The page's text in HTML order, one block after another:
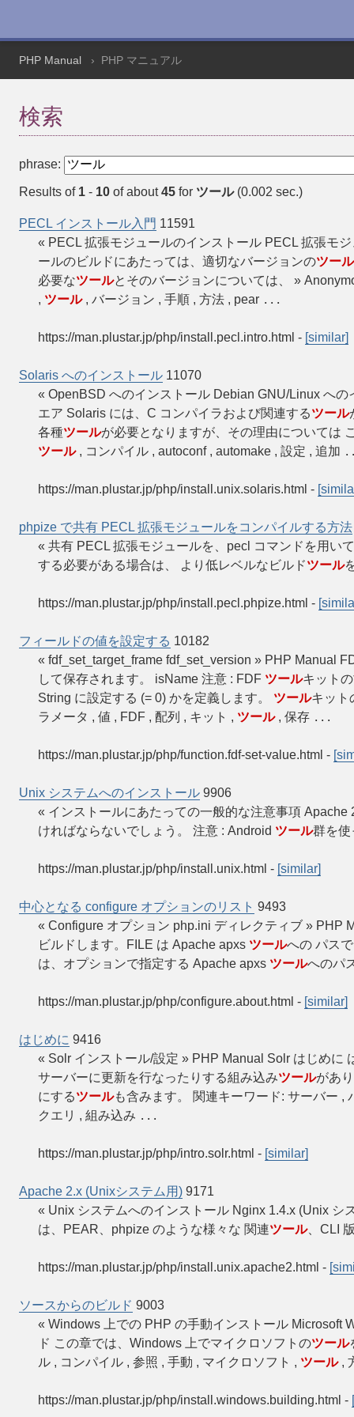
PHP Manual PHP マニュアル
検索
phrase:
Results of 1 - 10 of about45 for ツール(0.002 sec.)
PECL インストール入門 11591
« PECL 拡張モジュールのインストール PECL 拡張モ
ールのビルドにあたっては、適切なバージョンのツール
必要なツールとそのバージョンについては、 »
, ツール, バージョン , 手順 , 方法 , pear ...
https://man.plustar.jp/php/install.pecl.intro.html - [similar]
Solaris へのインストール 11070
« OpenBSD へのインストール Debian GNU/Linux へ
エア Solaris には、C コンパイラおよび関連するツール
各種ツールが必要となりますが、その理由については
ツール, コンパイル , autoconf , automake , 設定 , 追加
https://man.plustar.jp/php/install.unix.solaris.html -
phpize で共有 PECL 拡張モジュールをコンパイルする方法
« 共有 PECL 拡張モジュールを、pecl コマンドを用い
する必要がある場合は、 より低レベルなビルドツール
https://man.plustar.jp/php/install.pecl.phpize.html -
フィールドの値を設定する 10182
« fdf_set_target_frame fdf_set_version » PHP Manual
して保存されます。 isName 注意 : FDF ツールキット
String に設定する (= 0) かを定義します。 ツールキット
ラメータ , 値 , FDF , 配列 , キット , ツール, 保存 ...
https://man.plustar.jp/php/function.fdf-set-value.html -
Unix システムへのインストール 9906
« インストールにあたっての一般的な注意事項
ければならないでしょう。 注意 : Android ツール群を
https://man.plustar.jp/php/install.unix.html - [similar]
中心となる configure オプションのリスト 9493
« Configure オプション php.ini ディレクティブ » PHP
ビルドします。FILE は Apache apxs ツールへの パス
は、オプションで指定する Apache apxs ツールへのパ
https://man.plustar.jp/php/configure.about.html - [similar]
はじめに 9416
« Solr インストール/設定 » PHP Manual Solr はじめ
サーバーに更新を行なったりする組み込みツールがあ
にするツールも含みます。 関連キーワード: サーバー ,
クエリ , 組み込み ...
https://man.plustar.jp/php/intro.solr.html - [similar]
Apache 2.x (Unixシステム用) 9171
« Unix システムへのインストール Nginx 1.4.x (Unix
は、PEAR、phpize のような様々な 関連ツール、CLI
https://man.plustar.jp/php/install.unix.apache2.html -
ソースからのビルド 9003
« Windows 上での PHP の手動インストール Microsoft
ド この章では、Windows 上でマイクロソフトのツール
ル , コンパイル , 参照 , 手動 , マイクロソフト , ツール,
https://man.plustar.jp/php/install.windows.building.html -